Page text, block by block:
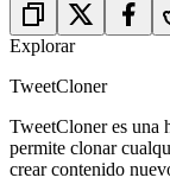
Explorar
TweetCloner
TweetCloner es una
permite clonar
crear contenido